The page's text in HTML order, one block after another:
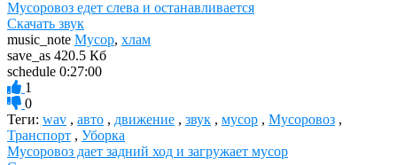
Мусоровоз едет слева и останавливается
Скачать звук
music_note Мусор, хлам
save_as 420.5 Кб
schedule 0:27:00
1
0
Теги: wav , авто , движение , звук , мусор , Мусоровоз ,
Транспорт , Уборка
Мусоровоз дает задний ход и загружает мусор